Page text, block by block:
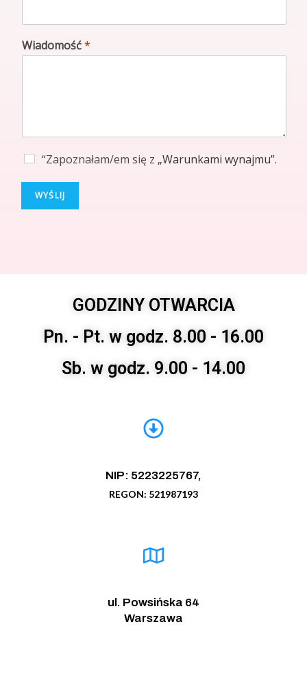
Wiadomość*
“Zapoznałam/em się z „Warunkami wynajmu”.
WYŚLIJ
GODZINY OTWARCIA
Pn. - Pt. w godz. 8.00 - 16.00
Sb. w godz. 9.00 - 14.00
NIP: 5223225767,
REGON: 521987193
ul. Powsińska 64
Warszawa